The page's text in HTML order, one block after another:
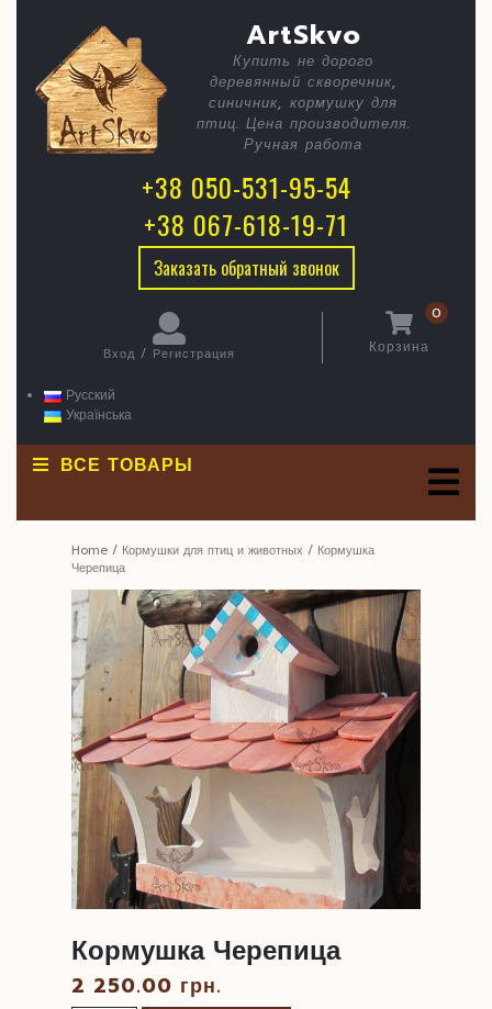
ArtSkvo
Купить не дорого
деревянный скворечник,
синичник, кормушку для
птиц. Цена производителя.
Ручная работа
+38 050-531-95-54
+38 067-618-19-71
Заказать обратный звонок
Вход / Регистрация
Корзина
0
Русский
Українська
ВСЕ ТОВАРЫ
Home / Кормушки для птиц и животных / Кормушка
Черепица
Кормушка Черепица
2 250.00 грн.